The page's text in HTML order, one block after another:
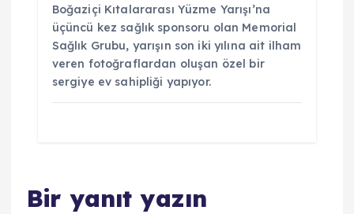
Boğaziçi Kıtalararası Yüzme Yarışı’na
üçüncü kez sağlık sponsoru olan Memorial
Sağlık Grubu, yarışın son iki yılına ait ilham
veren fotoğraflardan oluşan özel bir
sergiye ev sahipliği yapıyor.
Bir yanıt yazın